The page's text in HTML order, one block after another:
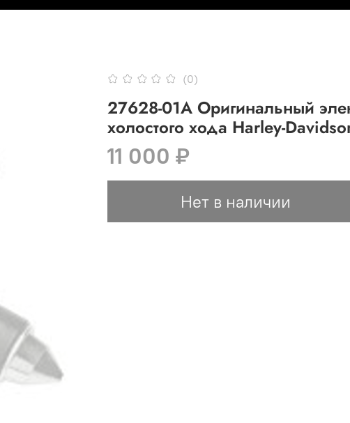
(0)
27628-01А Оригинальный
холостого хода Harley-
11 000 ₽
Нет в наличии